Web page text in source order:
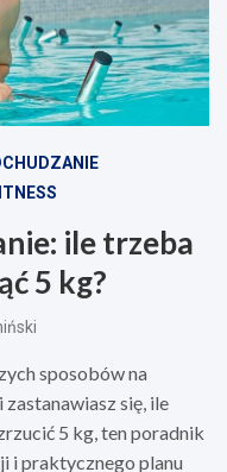
ile trzeba
5 kg?
sposobów na
się, ile
5 kg, ten poradnik
i praktycznego planu